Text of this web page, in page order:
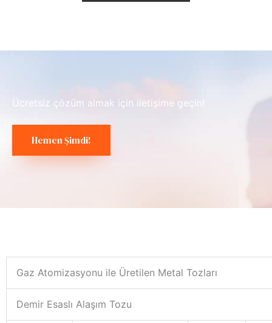
Ücretsiz çözüm almak için iletişime geçin!
Hemen Şimdi!
Gaz Atomizasyonu ile Üretilen Metal Tozları
Demir Esaslı Alaşım Tozu